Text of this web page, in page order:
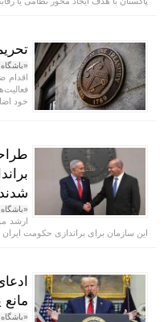
اقدام
خود
شدند
ارشد
این سازمان برای براندازی حکومت ایران